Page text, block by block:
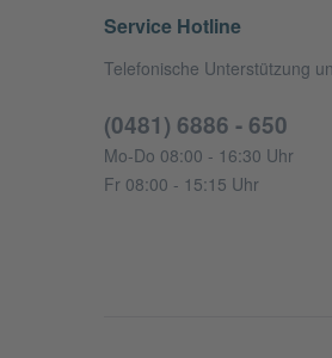
Service Hotline
Telefonische Unterstützung
(0481) 6886 - 650
Mo-Do 08:00 - 16:30 Uhr
Fr 08:00 - 15:15 Uhr